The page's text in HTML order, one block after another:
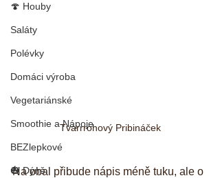
🍄 Houby
Saláty
Polévky
Domáci výroba
Vegetariánské
Smoothie a Nápoje
BEZlepkové
🎃 Dýně
Tvarrrohový Pribináček
Na obal přibude nápis méně tuku, ale o